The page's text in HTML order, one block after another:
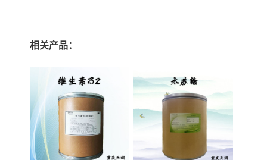
相关产品：